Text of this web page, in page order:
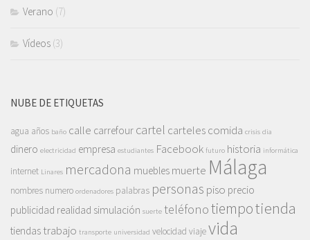
Verano (7)
Vídeos (3)
NUBE DE ETIQUETAS
agua años baño calle carrefour cartel cartelescomida crisis dia
dinero electricidad empresa estudiantes Facebook futuro historia informática
internet Linares mercadona muebles muerte Málaga
nombres numero ordenadores palabras personas piso precio
publicidad realidad simulación suerte teléfonotiempotienda
tiendas trabajo transporte universidad velocidad viajevida